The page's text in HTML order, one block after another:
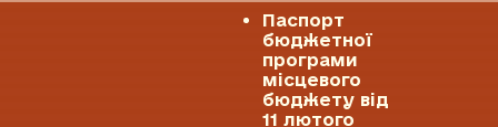
Паспорт
бюджетної
програми
місцевого
бюджету від
11 лютого